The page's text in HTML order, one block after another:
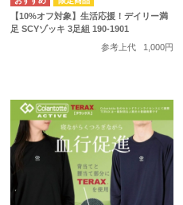
【10%オフ対象】生活応援！デイリー満
足 SCYゾッキ 3足組 190-1901
参考上代
1,000円